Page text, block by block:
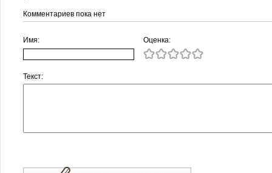
Комментариев пока нет
Имя: Оценка:
Текст: